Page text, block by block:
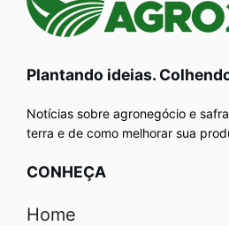
Plantando ideias.
Notícias sobre agronegócio e
terra e de como melhorar sua
CONHEÇA
Home